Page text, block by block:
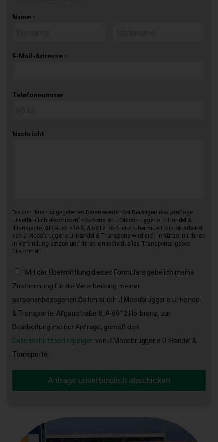
Name *
E-Mail-Adresse *
Telefonnummer
Nachricht
Die von Ihnen angegebenen Daten werden bei Betätigen des „Anfrage
unverbindlich abschicken“–Buttons an J.Moosbrugger e.U. Handel &
Transporte, Allgäustraße 8, A-6912 Hörbranz, übermittelt. Ein Mitarbeiter
von J.Moosbrugger e.U. Handel & Transporte wird sich in Kürze mit Ihnen
in Verbindung setzen und Ihnen ein individuelles Transportangebot
übermitteln.
Mit der Übermittlung dieses Formulars gebe ich meine
Zustimmung für die Verarbeitung meiner
personenbezogenen Daten durch J.Moosbrugger e.U. Handel
& Transporte, Allgäustraße 8, A-6912 Hörbranz, zur
Bearbeitung meiner Anfrage, gemäß den
Datenschutzbedingungen von J.Moosbrugger e.U. Handel &
Transporte.
Anfrage unverbindlich abschicken